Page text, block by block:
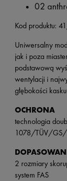
02
Kod produktu:
Uniwersalny
jak i poza
podstawową
wentylacji i
głębokości
OCHRONA
technologia
1078/TÜV/GS/
2 rozmiary
system FAS